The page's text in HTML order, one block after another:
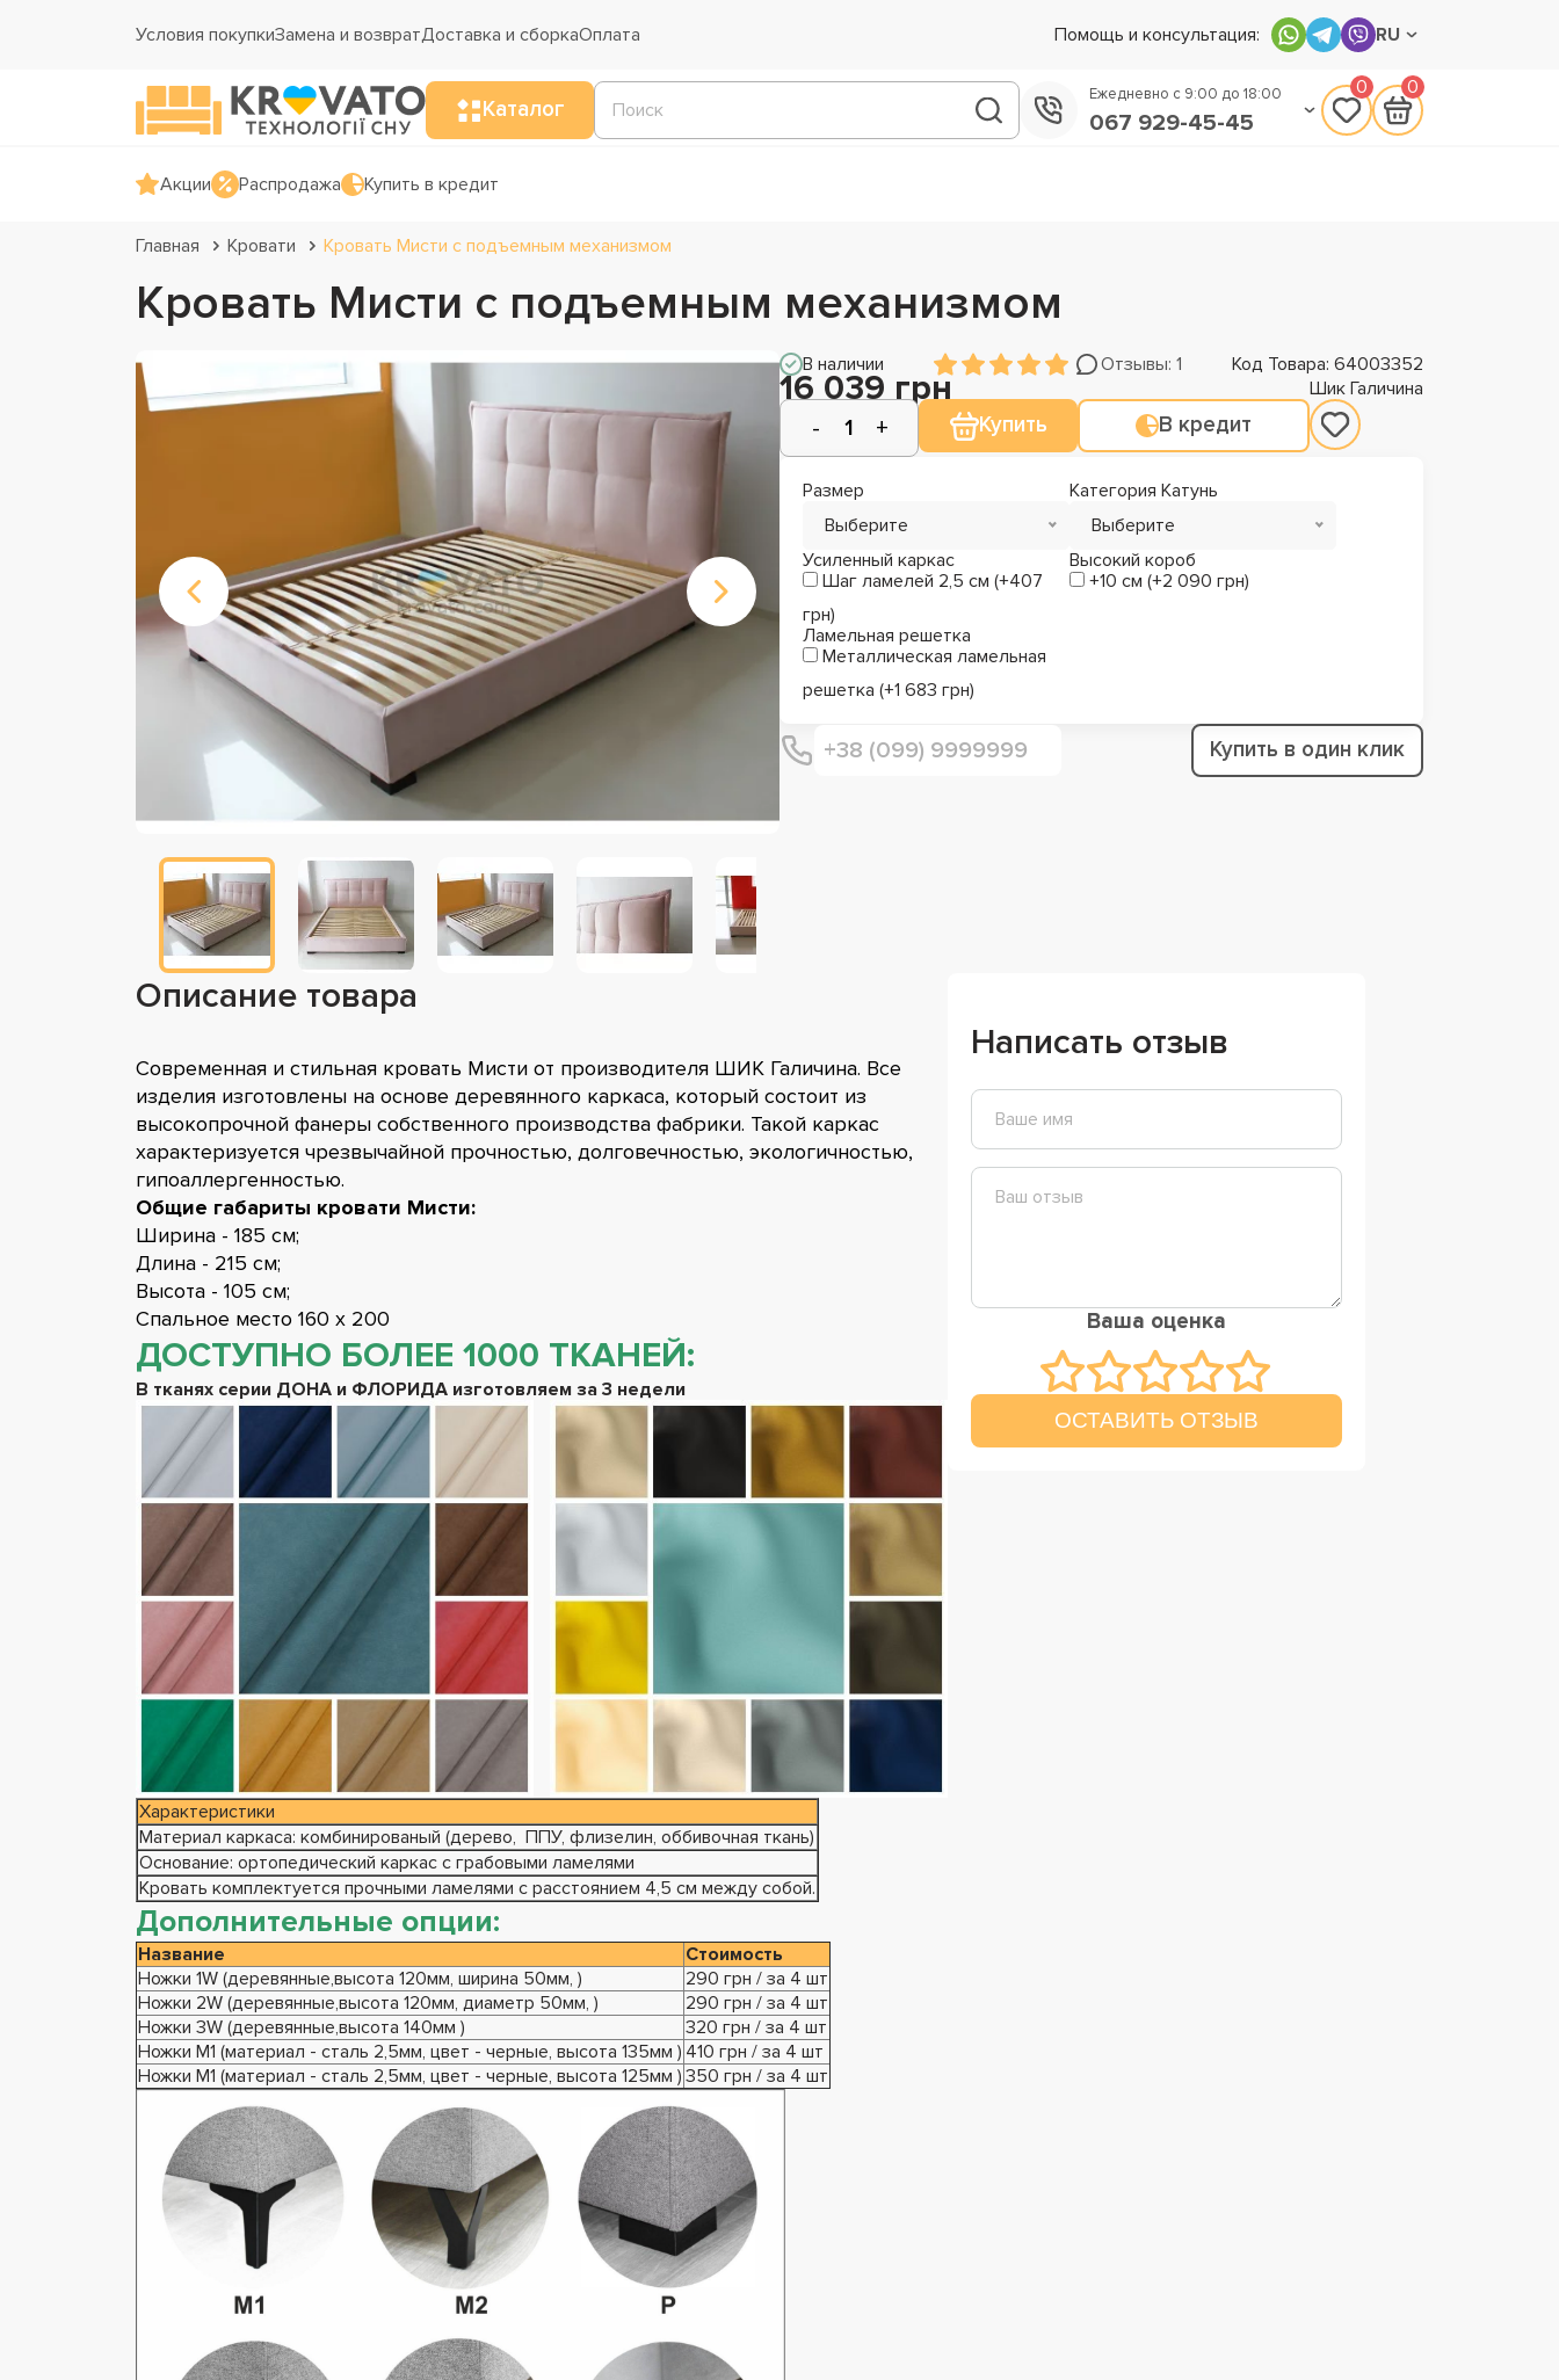
Условия покупкиЗамена и возвратДоставка и сборкаОплата Помощь и консультация: RU
Каталог
Ежедневно с 9:00 до 18:00
067 929-45-45
0 0
Акции Распродажа Купить в кредит
Главная Кровати Кровать Мисти с подъемным механизмом
Кровать Мисти с подъемным механизмом
В наличии Отзывы: 1 Код Товара: 64003352
16 039 грн Шик Галичина
Купить В кредит
Размер
Выберите
Категория Катунь
Выберите
Усиленный каркас
Шаг ламелей 2,5 см (+407
грн)
Высокий короб
+10 см (+2 090 грн)
Ламельная решетка
Металлическая ламельная
решетка (+1 683 грн)
Купить в один клик
Описание товара
Современная и стильная кровать Мисти от производителя ШИК Галичина. Все
изделия изготовлены на основе деревянного каркаса, который состоит из
высокопрочной фанеры собственного производства фабрики. Такой каркас
характеризуется чрезвычайной прочностью, долговечностью, экологичностью,
гипоаллергенностью.
Общие габариты кровати Мисти:
Ширина - 185 см;
Длина - 215 см;
Высота - 105 см;
Спальное место 160 х 200
ДОСТУПНО БОЛЕЕ 1000 ТКАНЕЙ:
В тканях серии ДОНА и ФЛОРИДА изготовляем за 3 недели
Характеристики
Материал каркаса: комбинированый (дерево, ППУ, флизелин, оббивочная ткань)
Основание: ортопедический каркас с грабовыми ламелями
Кровать комплектуется прочными ламелями с расстоянием 4,5 см между собой.
Дополнительные опции:
Название
Стоимость
Ножки 1W (деревянные,высота 120мм, ширина 50мм, )
290 грн / за 4 шт
Ножки 2W (деревянные,высота 120мм, диаметр 50мм, )
290 грн / за 4 шт
Ножки 3W (деревянные,высота 140мм )
320 грн / за 4 шт
Ножки М1 (материал - сталь 2,5мм, цвет - черные, высота 135мм ) 410 грн / за 4 шт
Ножки М1 (материал - сталь 2,5мм, цвет - черные, высота 125мм ) 350 грн / за 4 шт
Написать отзыв
Ваша оценка
ОСТАВИТЬ ОТЗЫВ